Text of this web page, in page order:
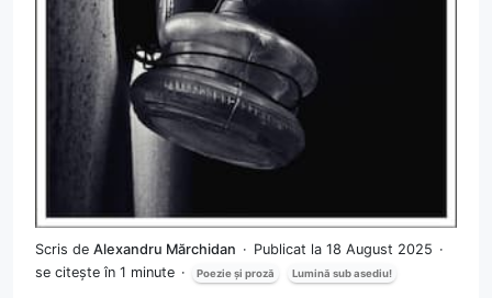
Scris de Alexandru Mărchidan
Publicat la 18 August 2025
se citește în 1 minute
Poezie și proză Lumină sub asediu!